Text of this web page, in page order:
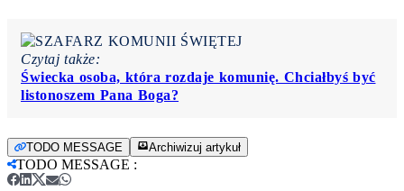
Czytaj także:
Świecka osoba, która rozdaje komunię. Chciałbyś być
listonoszem Pana Boga?
TODO MESSAGE Archiwizuj artykuł
TODO MESSAGE :